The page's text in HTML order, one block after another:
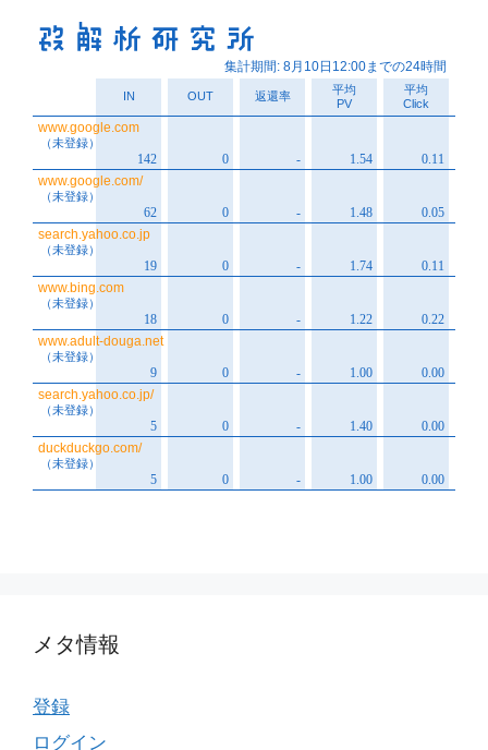
メタ情報
登録
ログイン